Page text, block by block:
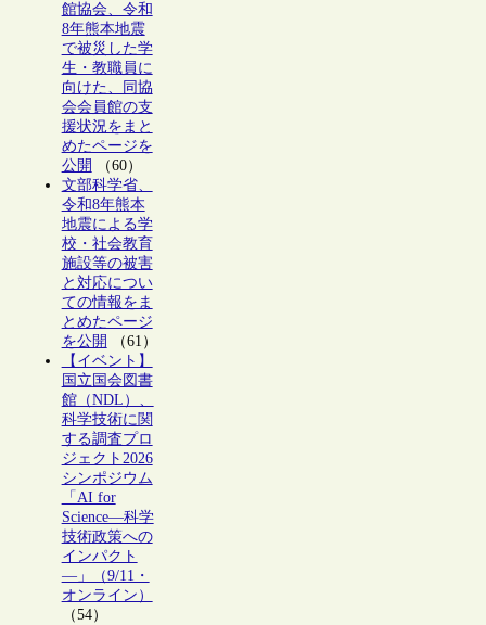
館協会、令和
8年熊本地震
で被災した学
生・教職員に
向けた、同協
会会員館の支
援状況をまと
めたページを
公開
（60）
文部科学省、
令和8年熊本
地震による学
校・社会教育
施設等の被害
と対応につい
ての情報をま
とめたページ
を公開
（61）
【イベント】
国立国会図書
館（NDL）、
科学技術に関
する調査プロ
ジェクト2026
シンポジウム
「AI for
Science―科学
技術政策への
インパクト
―」（9/11・
オンライン）
（54）